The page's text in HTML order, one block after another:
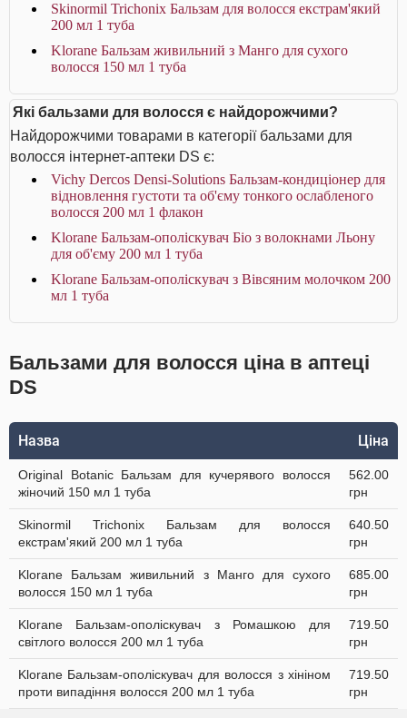
Skinormil Trichonix Бальзам для волосся екстрам'який
200 мл 1 туба
Klorane Бальзам живильний з Манго для сухого
волосся 150 мл 1 туба
Які бальзами для волосся є найдорожчими?
Найдорожчими товарами в категорії бальзами для
волосся інтернет-аптеки DS є:
Vichy Dercos Densi-Solutions Бальзам-кондиціонер для
відновлення густоти та об'єму тонкого ослабленого
волосся 200 мл 1 флакон
Klorane Бальзам-ополіскувач Біо з волокнами Льону
для об'єму 200 мл 1 туба
Klorane Бальзам-ополіскувач з Вівсяним молочком 200
мл 1 туба
Бальзами для волосся ціна в аптеці
DS
Назва Ціна
Original Botanic Бальзам для кучерявого волосся
жіночий 150 мл 1 туба
562.00
грн
Skinormil Trichonix Бальзам для волосся
екстрам'який 200 мл 1 туба
640.50
грн
Klorane Бальзам живильний з Манго для сухого
волосся 150 мл 1 туба
685.00
грн
Klorane Бальзам-ополіскувач з Ромашкою для
світлого волосся 200 мл 1 туба
719.50
грн
Klorane Бальзам-ополіскувач для волосся з хініном
проти випадіння волосся 200 мл 1 туба
719.50
грн